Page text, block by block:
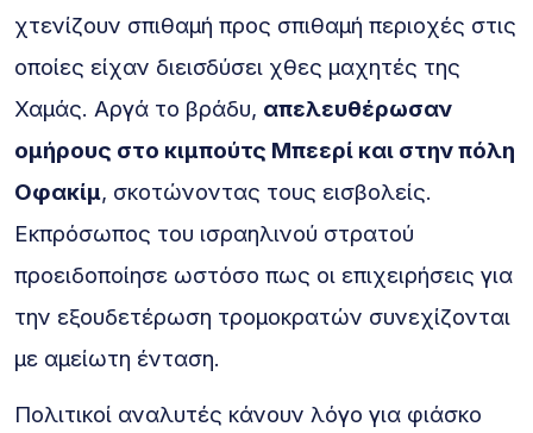
χτενίζουν σπιθαμή προς σπιθαμή περιοχές στις
οποίες είχαν διεισδύσει χθες μαχητές της
Χαμάς. Αργά το βράδυ, απελευθέρωσαν
ομήρους στο κιμπούτς Μπεερί και στην πόλη
Οφακίμ, σκοτώνοντας τους εισβολείς.
Εκπρόσωπος του ισραηλινού στρατού
προειδοποίησε ωστόσο πως οι επιχειρήσεις για
την εξουδετέρωση τρομοκρατών συνεχίζονται
με αμείωτη ένταση.
Πολιτικοί αναλυτές κάνουν λόγο για φιάσκο